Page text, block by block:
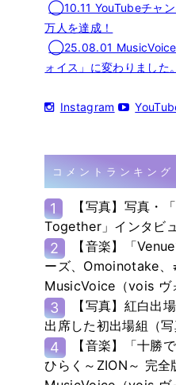
◯10.11 YouTubeチャ
万人を達成！
◯25.08.01 MusicVoice
ォイス」に変わりました。
Instagram
コメントランキング
1
【写真】写真・
Together」インタビュ
2
【音楽】「
ーズ、Omoinotake、
MusicVoice（vois ヴ
3
【写真】紅白出
出席した初出場組（写
4
【音楽】「十勝
ひらく～ZION～ 完全